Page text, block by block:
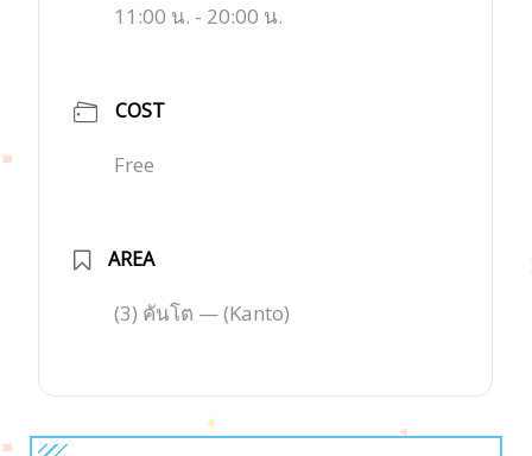
11:00 น. - 20:00 น.
COST
Free
AREA
(3) คันโต — (Kanto)